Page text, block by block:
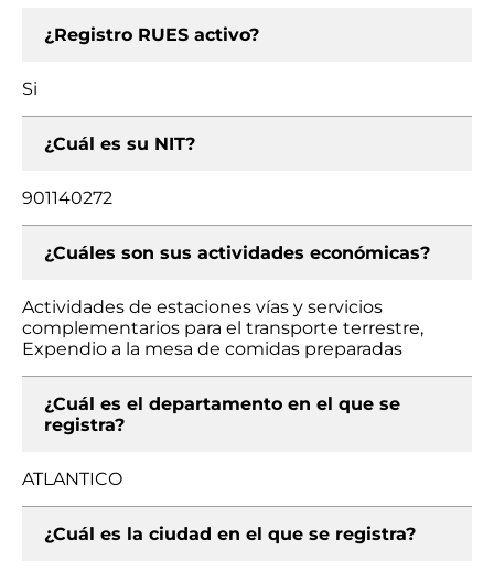
¿Registro RUES activo?
Si
¿Cuál es su NIT?
901140272
¿Cuáles son sus actividades económicas?
Actividades de estaciones vías y servicios
complementarios para el transporte terrestre,
Expendio a la mesa de comidas preparadas
¿Cuál es el departamento en el que se
registra?
ATLANTICO
¿Cuál es la ciudad en el que se registra?